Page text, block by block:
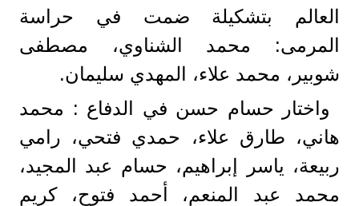
العالم بتشكيلة ضمت في حراسة
المرمى: محمد الشناوي، مصطفى
شوبير، محمد علاء، المهدي سليمان.
واختار حسام حسن في الدفاع : محمد
هاني، طارق علاء، حمدي فتحي، رامي
ربيعة، ياسر إبراهيم، حسام عبد المجيد،
محمد عبد المنعم، أحمد فتوح، كريم